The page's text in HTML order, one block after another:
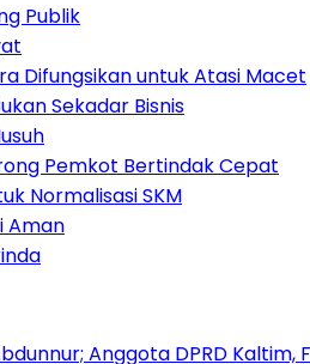
Publik
Difungsikan untuk Atasi Macet
Sekadar Bisnis
Pemkot Bertindak Cepat
Normalisasi SKM
Aman